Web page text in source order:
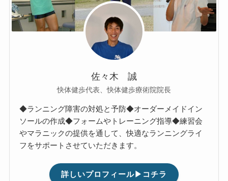
佐々木 誠
快体健歩代表、快体健歩療術院院長
◆ランニング障害の対処と予防◆オーダーメイドイン
ソールの作成◆フォームやトレーニング指導◆練習会
やマラニックの提供を通して、快適なランニングライ
フをサポートさせていただきます。
詳しいプロフィール▶コチラ